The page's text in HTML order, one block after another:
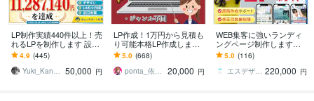
LP制作実績440件以上！売
れるLPを制作します 設
計、構成からライティン
グ、デザインまで全て丸
投げ対応可能！
4.9 (445)
Yuki_Kanamaru 50,000 円
LP作成！1万円から見積も
り可能本格LP作成します
元広告代理店勤務、現ア
フィリエイターがLP作成
★サンプルあり
5.0 (668)
ponta_依頼多数のため返信遅れます
20,000 円
WEB集客に強いランディ
ングページ制作します
【公式PRO認定済】広告
成果を最大化するLPを制
作します
5.0 (116)
エスデザインマーケティング 220,000 円